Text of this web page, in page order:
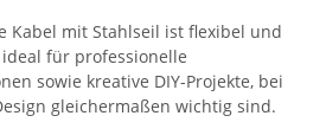
Kabel mit Stahlseil ist flexibel und
für professionelle
sowie kreative DIY-Projekte, bei
gleichermaßen wichtig sind.